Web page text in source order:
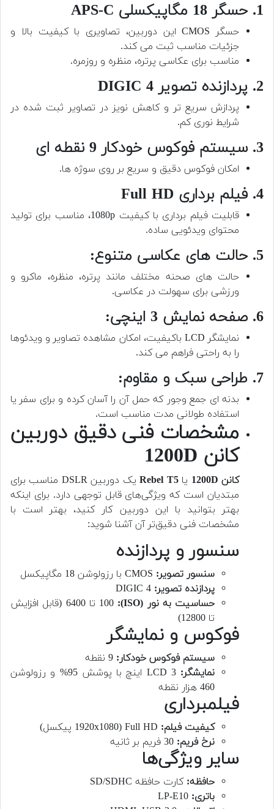
1. حسگر 18 مگاپیکسلی APS-C
حسگر CMOS این دوربین، تصاویری با کیفیت بالا و
جزئیات مناسب ثبت می کند.
مناسب برای عکاسی پرتره، منظره و روزمره.
2. پردازنده تصویر DIGIC 4
پردازش سریع تر و کاهش نویز در تصاویر ثبت شده در
شرایط نوری کم.
3. سیستم فوکوس خودکار 9 نقطه ای
امکان فوکوس دقیق و سریع بر روی سوژه ها.
4. فیلم برداری Full HD
قابلیت فیلم برداری با کیفیت 1080p، مناسب برای تولید
محتوای ویدئویی ساده.
5. حالت های عکاسی متنوع:
حالت های صحنه مختلف مانند پرتره، منظره، ماکرو و
ورزشی برای سهولت در عکاسی.
6. صفحه نمایش 3 اینچی:
نمایشگر LCD باکیفیت، امکان مشاهده تصاویر و ویدئوها
را به راحتی فراهم می کند.
7. طراحی سبک و مقاوم:
بدنه ای جمع وجور که حمل آن را آسان کرده و برای سفر یا
استفاده طولانی مدت مناسب است.
مشخصات فنی دقیق‌ دوربین
کانن 1200D
کانن 1200D یاRebel T5
یک دوربین DSLR مناسب برای
مبتدیان است که ویژگی‌های قابل توجهی دارد. برای اینکه
بهتر بتوانید با این دوربین کار کنید، بهتر است با
مشخصات فنی دقیق‌تر آن آشنا شوید:
سنسور و پردازنده
سنسور تصویر:
پردازنده تصویر:
حساسیت به نور (ISO):
100 تا 6400 (قابل افزایش
تا 12800)
فوکوس و نمایشگر
سیستم فوکوس خودکار:
نمایشگر:
LCD 3 اینچ با پوشش 95% و رزولوشن
460 هزار نقطه
فیلمبرداری
کیفیت فیلم:
نرخ فریم:
سایر ویژگی‌ها
حافظه: کارت حافظه SD/SDHC
باتری: